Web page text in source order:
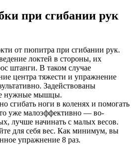
при сгибании рук
от пюпитра при сгибании рук.
локтей в стороны, их
штанги. В таком случае
центра тяжести и упражнение
Задействованы
нужные мышцы.
сгибать ноги в коленях и помогать
уже малоэффективно — во-
лучше начинать с малых весов.
для себя вес. Как минимум, вы
упражнение 8 раз.